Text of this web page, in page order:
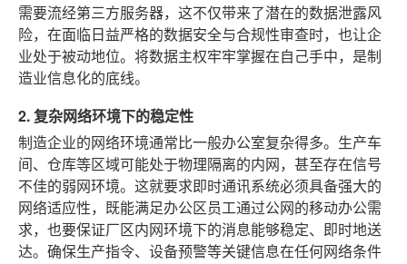
需要流经第三方服务器，这不仅带来了潜在的数据泄露风
险，在面临日益严格的数据安全与合规性审查时，也让企
业处于被动地位。将数据主权牢牢掌握在自己手中，是制
造业信息化的底线。
2. 复杂网络环境下的稳定性
制造企业的网络环境通常比一般办公室复杂得多。生产车
间、仓库等区域可能处于物理隔离的内网，甚至存在信号
不佳的弱网环境。这就要求即时通讯系统必须具备强大的
网络适应性，既能满足办公区员工通过公网的移动办公需
求，也要保证厂区内网环境下的消息能够稳定、即时地送
达。确保生产指令、设备预警等关键信息在任何网络条件